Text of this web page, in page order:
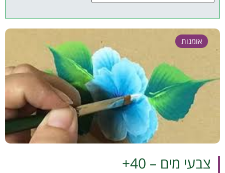
לפרטים והרשמה
אומנות
צבעי מים – 40+